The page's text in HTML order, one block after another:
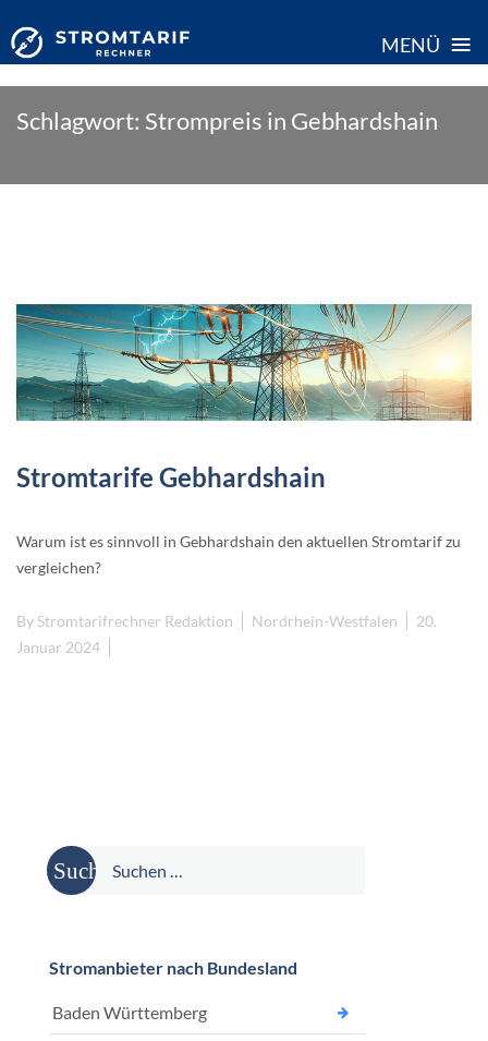
MENÜ ≡
Schlagwort: Strompreis in Gebhardshain
Stromtarife Gebhardshain
Warum ist es sinnvoll in Gebhardshain den aktuellen Stromtarif zu
vergleichen?
By Stromtarifrechner Redaktion Nordrhein-Westfalen
20.
Januar 2024
Suche
nach:
Stromanbieter nach Bundesland
Baden Württemberg